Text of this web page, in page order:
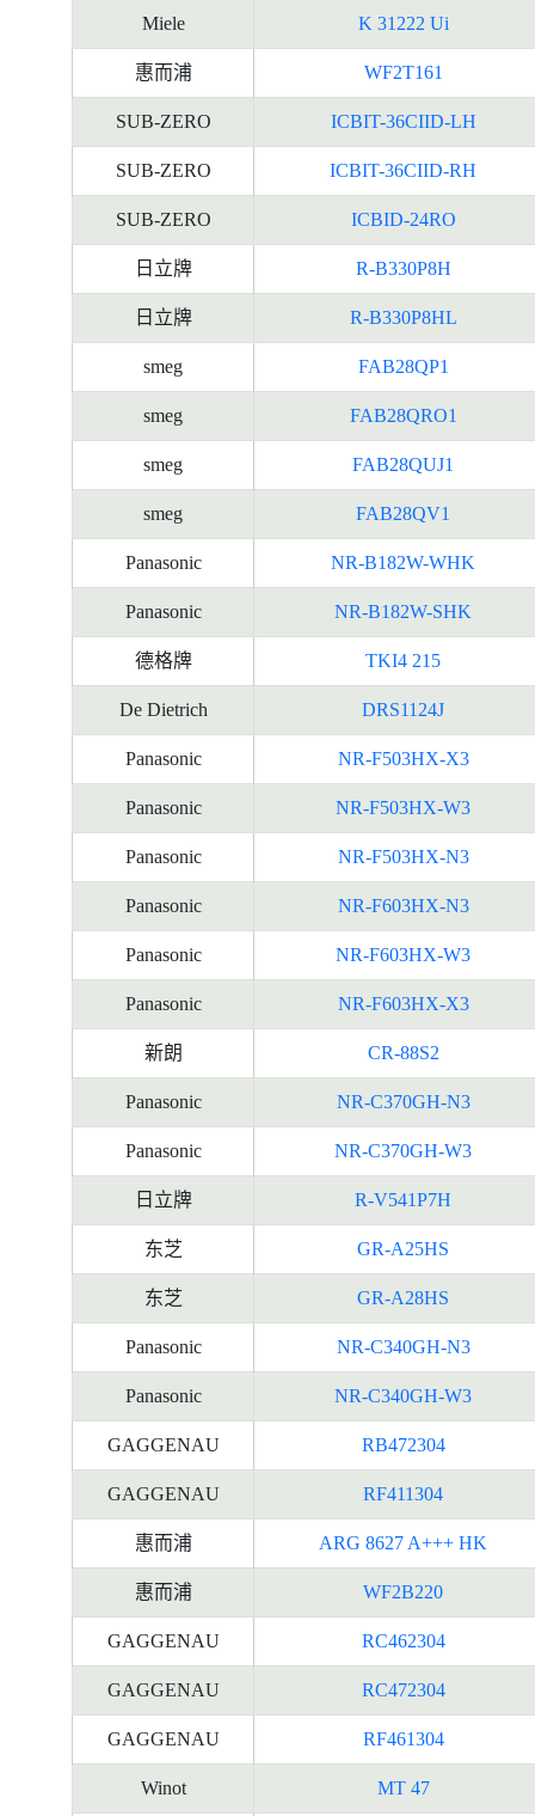
Miele K 31222 Ui
惠而浦 WF2T161
SUB-ZERO ICBIT-36CIID-LH
SUB-ZERO ICBIT-36CIID-RH
SUB-ZERO ICBID-24RO
日立牌 R-B330P8H
日立牌 R-B330P8HL
smeg FAB28QP1
smeg FAB28QRO1
smeg FAB28QUJ1
smeg FAB28QV1
Panasonic NR-B182W-WHK
Panasonic NR-B182W-SHK
德格牌 TKI4 215
De Dietrich DRS1124J
Panasonic NR-F503HX-X3
Panasonic NR-F503HX-W3
Panasonic NR-F503HX-N3
Panasonic NR-F603HX-N3
Panasonic NR-F603HX-W3
Panasonic NR-F603HX-X3
新朗 CR-88S2
Panasonic NR-C370GH-N3
Panasonic NR-C370GH-W3
日立牌 R-V541P7H
东芝 GR-A25HS
东芝 GR-A28HS
Panasonic NR-C340GH-N3
Panasonic NR-C340GH-W3
GAGGENAU RB472304
GAGGENAU RF411304
惠而浦 ARG 8627 A+++ HK
惠而浦 WF2B220
GAGGENAU RC462304
GAGGENAU RC472304
GAGGENAU RF461304
Winot MT 47